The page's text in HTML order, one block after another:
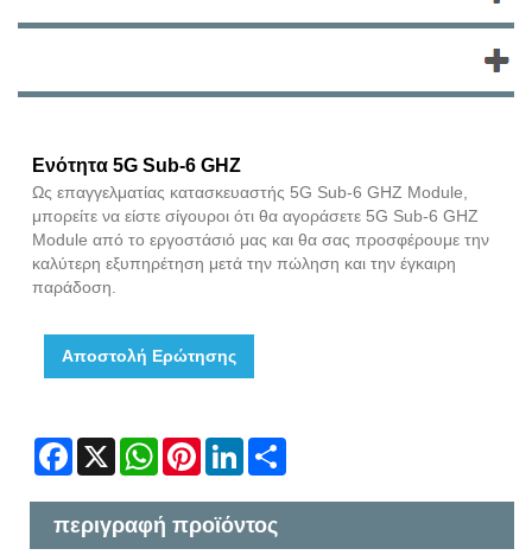
Ενότητα 5G Sub-6 GHZ
Ως επαγγελματίας κατασκευαστής 5G Sub-6 GHZ Module,
μπορείτε να είστε σίγουροι ότι θα αγοράσετε 5G Sub-6 GHZ
Module από το εργοστάσιό μας και θα σας προσφέρουμε την
καλύτερη εξυπηρέτηση μετά την πώληση και την έγκαιρη
παράδοση.
Αποστολή Ερώτησης
Facebook
X WhatsAppPinterestLinkedIn
περιγραφή προϊόντος